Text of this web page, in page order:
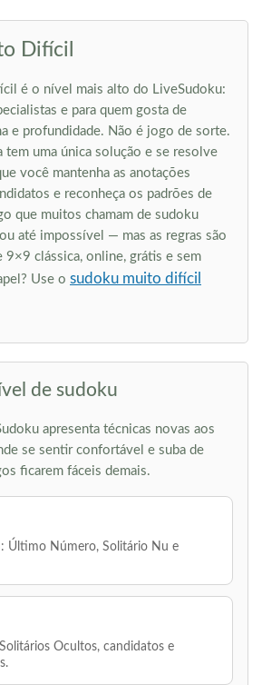
Difícil
é o nível mais alto do LiveSudoku:
e para quem gosta de
e profundidade. Não é jogo de sorte.
tem uma única solução e se resolve
você mantenha as anotações
e reconheça os padrões de
que muitos chamam de sudoku
até impossível — mas as regras são
9×9 clássica, online, grátis e sem
Use o sudoku muito difícil
de sudoku
apresenta técnicas novas aos
se sentir confortável e suba de
ficarem fáceis demais.
Último Número, Solitário Nu e
Ocultos, candidatos e